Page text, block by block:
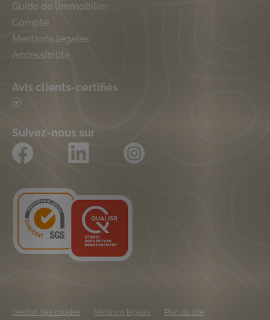
Guide de l’immobilier
Compte
Mentions légales
Accessibilité
Avis clients-certifiés
Suivez-nous sur
Gestion des cookies Mentions légales Plan du site